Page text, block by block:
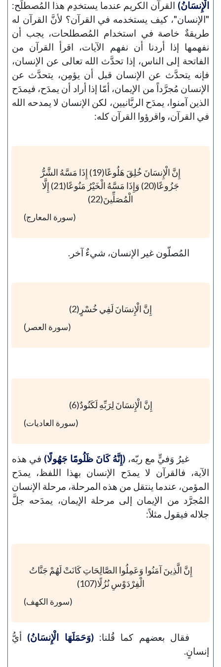
الْإِنسَانُ) القرآن الكريم عندما يستخدِم هذا المُصطلَح:
"الإنسان"، كيف يستخدمه في القرآن؟ لأنَّ القرآن له
طريقةٌ خاصة في استخدام المُصطلحات، يجب أن
نفهمها إذا أردنا أن نفهم الآيات، اقرأ القرآن من
الفاتحة إلى الناس، إذا تحدَّث الله تعالى عن الإنسان،
فإنه يتحدَّث عن الإنسان قبل أن يؤمِن، يتحدَّث عن
الإنسان مُجرَّداً من الإيمان، أمّا إذا أراد أن يمدَح، فيمدَح
الذين آمنوا، يمدَح الربَّانيين، لكن الإنسان لا يمدحه الله
في القرآن، واقرؤوا القرآن كله:
إِنَّ الْإِنسَانَ خُلِقَ هَلُوعًا(19) إِذَا مَسَّهُ الشَّرُّ
جَزُوعًا(20) وَإِذَا مَسَّهُ الْخَيْرُ مَنُوعًا(21) إِلَّا
الْمُصَلِّينَ(22)
(سورة المعارج)
المُصلّون غير الإنسان، شيءٌ آخر.
إِنَّ الْإِنسَانَ لَفِي خُسْرٍ(2)
(سورة العصر)
إِنَّ الْإِنسَانَ لِرَبِّهِ لَكَنُودٌ(6)
(سورة العاديات)
غيرُ وَفيٍّ مع ربّه، (إِنَّهُ كَانَ ظَلُومًا جَهُولًا) في هذه
الآية، فالقرآن لا يمدَح الإنسان بهذا اللفظ، يمدَح
المؤمن، عندما ينتقل من هذه المرحلة، مرحلة الإنسان
المُجرَّد من الإيمان إلى مرحلة الإيمان، يمدَحه جلَّ
جلاله فيقول مثلاً:
إِنَّ الَّذِينَ آمَنُوا وَعَمِلُوا الصَّالِحَاتِ كَانَتْ لَهُمْ جَنَّاتُ
الْفِرْدَوْسِ نُزُلًا(107)
(سورة الكهف)
فقال بعضهم كما قُلنا:(وَحَمَلَهَا الْإِنسَانُ) أيُّ
إنسانٍ.